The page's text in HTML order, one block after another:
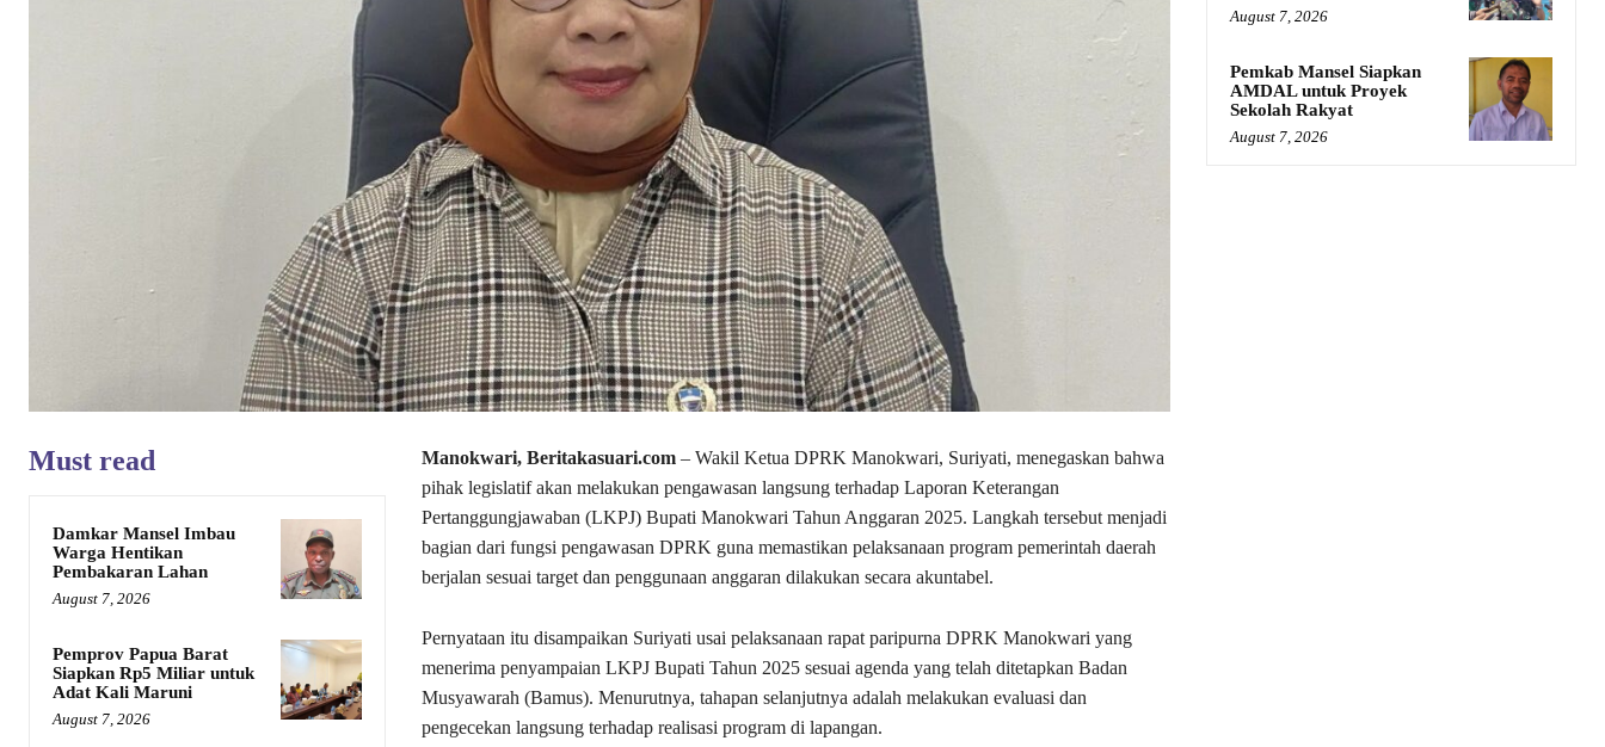
Must read
Damkar Mansel Imbau
Warga Hentikan
Pembakaran Lahan
August 7, 2026
Pemprov Papua Barat
Siapkan Rp5 Miliar untuk
Adat Kali Maruni
August 7, 2026
Manokwari, Beritakasuari.com– Wakil Ketua DPRK Manokwari, Suriyati, menegaskan bahwa
pihak legislatif akan melakukan pengawasan langsung terhadap Laporan Keterangan
Pertanggungjawaban (LKPJ) Bupati Manokwari Tahun Anggaran 2025. Langkah tersebut menjadi
bagian dari fungsi pengawasan DPRK guna memastikan pelaksanaan program pemerintah daerah
berjalan sesuai target dan penggunaan anggaran dilakukan secara akuntabel.
Pernyataan itu disampaikan Suriyati usai pelaksanaan rapat paripurna DPRK Manokwari yang
menerima penyampaian LKPJ Bupati Tahun 2025 sesuai agenda yang telah ditetapkan Badan
Musyawarah (Bamus). Menurutnya, tahapan selanjutnya adalah melakukan evaluasi dan
pengecekan langsung terhadap realisasi program di lapangan.
August 7, 2026
Pemkab Mansel Siapkan
AMDAL untuk Proyek
Sekolah Rakyat
August 7, 2026